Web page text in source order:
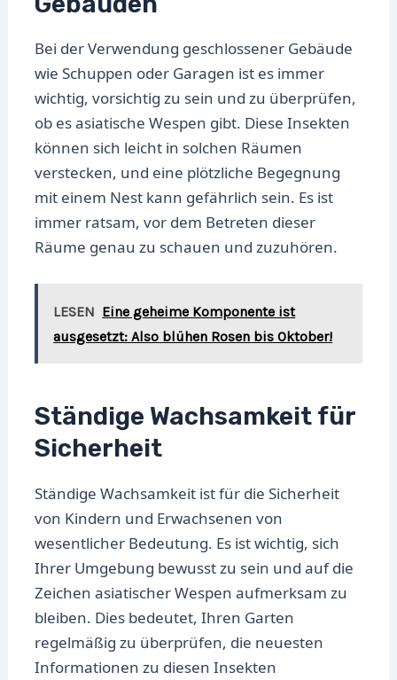
Bei der Verwendung geschlossener Gebäude
wie Schuppen oder Garagen ist es immer
wichtig, vorsichtig zu sein und zu überprüfen,
ob es asiatische Wespen gibt. Diese Insekten
können sich leicht in solchen Räumen
verstecken, und eine plötzliche Begegnung
mit einem Nest kann gefährlich sein. Es ist
immer ratsam, vor dem Betreten dieser
Räume genau zu schauen und zuzuhören.
LESEN Eine geheime Komponente ist
ausgesetzt: Also blühen Rosen bis Oktober!
Ständige Wachsamkeit für
Sicherheit
Ständige Wachsamkeit ist für die Sicherheit
von Kindern und Erwachsenen von
wesentlicher Bedeutung. Es ist wichtig, sich
Ihrer Umgebung bewusst zu sein und auf die
Zeichen asiatischer Wespen aufmerksam zu
bleiben. Dies bedeutet, Ihren Garten
regelmäßig zu überprüfen, die neuesten
Informationen zu diesen Insekten